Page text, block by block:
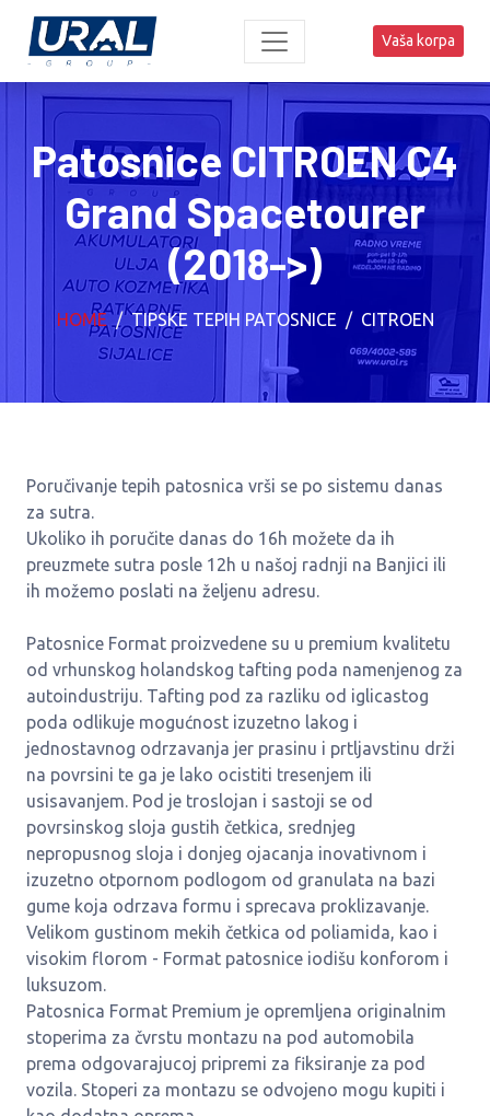
Vaša korpa
Patosnice CITROEN C4
Grand Spacetourer
(2018->)
HOME TIPSKE TEPIH PATOSNICE CITROEN
Poručivanje tepih patosnica vrši se po sistemu danas
za sutra.
Ukoliko ih poručite danas do 16h možete da ih
preuzmete sutra posle 12h u našoj radnji na Banjici ili
ih možemo poslati na željenu adresu.
Patosnice Format proizvedene su u premium kvalitetu
od vrhunskog holandskog tafting poda namenjenog za
autoindustriju. Tafting pod za razliku od iglicastog
poda odlikuje mogućnost izuzetno lakog i
jednostavnog odrzavanja jer prasinu i prtljavstinu drži
na povrsini te ga je lako ocistiti tresenjem ili
usisavanjem. Pod je troslojan i sastoji se od
povrsinskog sloja gustih četkica, srednjeg
nepropusnog sloja i donjeg ojacanja inovativnom i
izuzetno otpornom podlogom od granulata na bazi
gume koja odrzava formu i sprecava proklizavanje.
Velikom gustinom mekih četkica od poliamida, kao i
visokim florom - Format patosnice iodišu konforom i
luksuzom.
Patosnica Format Premium je opremljena originalnim
stoperima za čvrstu montazu na pod automobila
prema odgovarajucoj pripremi za fiksiranje za pod
vozila. Stoperi za montazu se odvojeno mogu kupiti i